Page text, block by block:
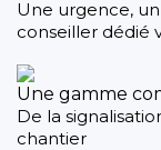
Une urgence,
conseiller dédié
Une gamme
De la
chantier